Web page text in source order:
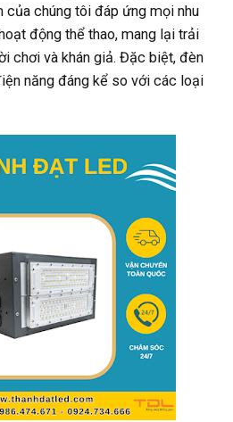
của chúng tôi đáp ứng mọi nhu
động thể thao, mang lại trải
chơi và khán giả. Đặc biệt, đèn
năng đáng kể so với các loại